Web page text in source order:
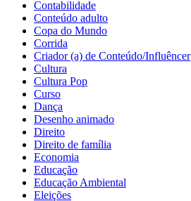
Contabilidade
Conteúdo adulto
Copa do Mundo
Corrida
Criador (a) de Conteúdo/Influêncer
Cultura
Cultura Pop
Curso
Dança
Desenho animado
Direito
Direito de família
Economia
Educação
Educação Ambiental
Eleições